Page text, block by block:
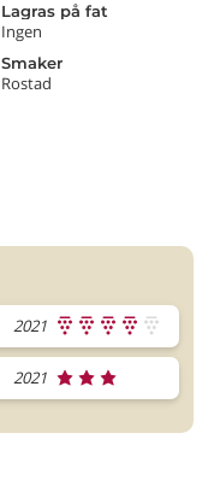
Lagras på fat
Ingen
Smaker
Rostad
2021
2021